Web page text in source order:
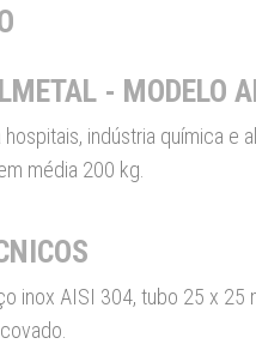
- MODELO
hospitais, indústria química
média 200 kg.
inox AISI 304, tubo 25 x